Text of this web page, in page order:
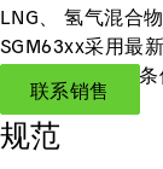
LNG、 氢气混合
SGM63xx采用最
主要特点。基础
输出体积流量。
联系销售
规范